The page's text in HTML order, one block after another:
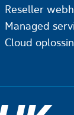
Reseller
Managed
Cloud